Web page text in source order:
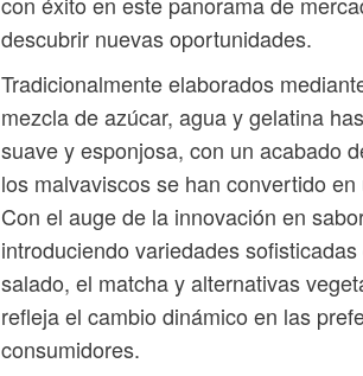
descubrir nuevas oportunidades.
Tradicionalmente elaborados
mezcla de azúcar, agua y gelatina
suave y esponjosa, con un acabado
los malvaviscos se han convertido
Con el auge de la innovación en
introduciendo variedades
salado, el matcha y alternativas
refleja el cambio dinámico en las
consumidores.